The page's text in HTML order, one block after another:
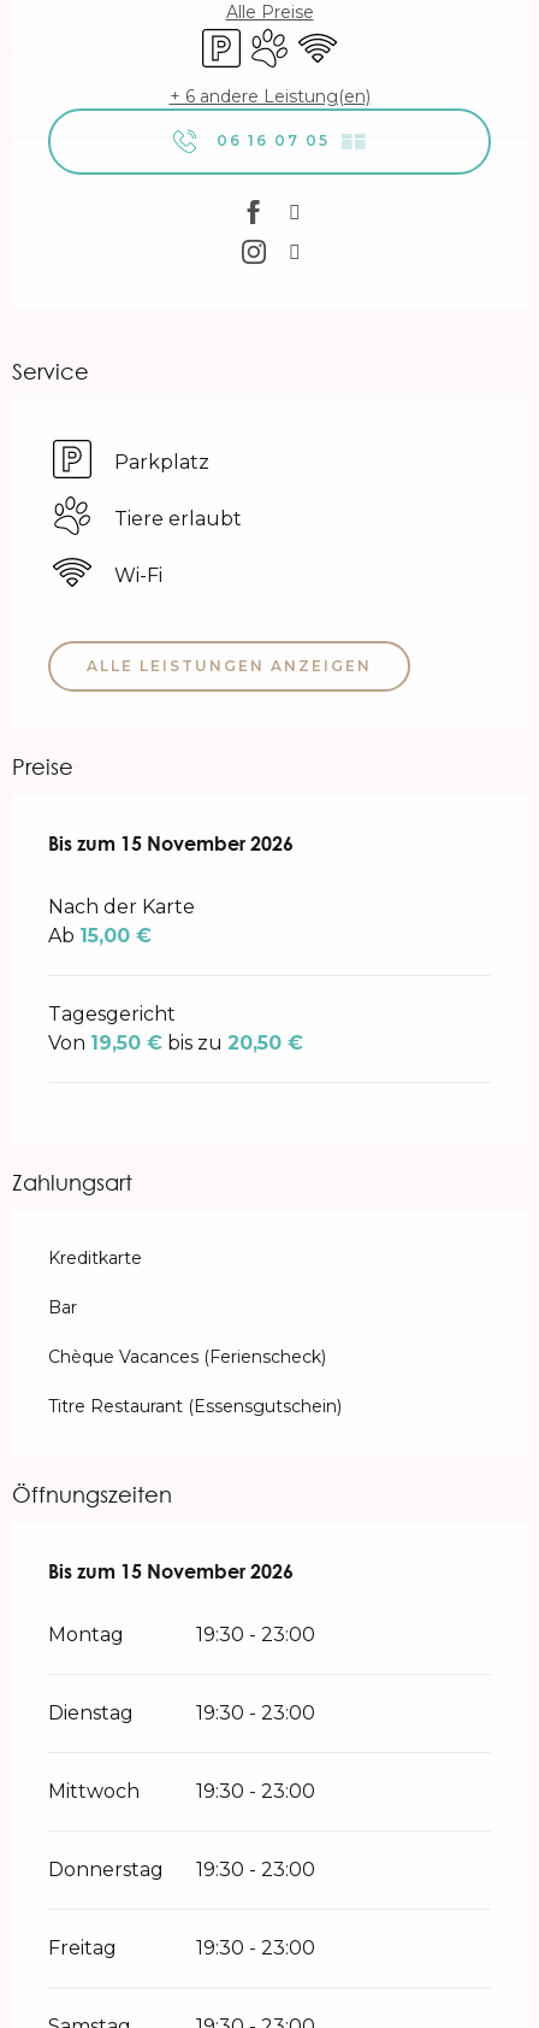
Alle Preise
ParkplatzTiere erlaubt
Wi-Fi
+ 6 andere Leistung(en)
06 16 07 05 ▒▒
Service
Parkplatz
Tiere erlaubt
Wi-Fi
ALLE LEISTUNGEN ANZEIGEN
Preise
ab 15 Januar 2026bis zum
Bis zum 15 November 2026
Nach der Karte
Ab 15,00 €
Tagesgericht
Von 19,50 € bis zu 20,50 €
Zahlungsart
Kreditkarte
Bar
Chèque Vacances (Ferienscheck)
Titre Restaurant (Essensgutschein)
Öffnungszeiten
vom15 Januar 2026bis zum
Bis zum 15 November 2026
Montag 19:30 - 23:00
Dienstag 19:30 - 23:00
Mittwoch 19:30 - 23:00
Donnerstag 19:30 - 23:00
Freitag 19:30 - 23:00